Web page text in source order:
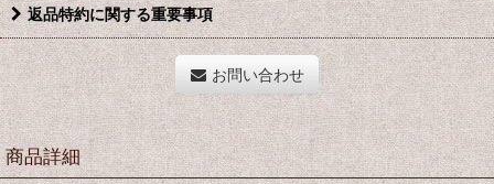
返品特約に関する重要事項
お問い合わせ
商品詳細